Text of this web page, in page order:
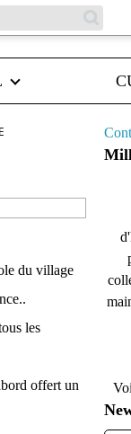
du village
les
offert un